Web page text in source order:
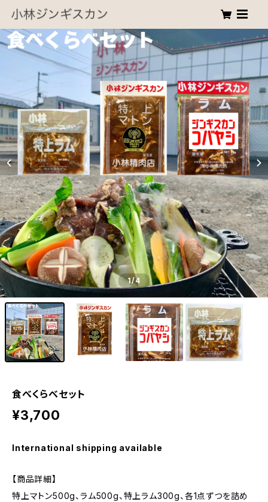
1/4
食べくらべセット
¥3,700
International shipping available
【商品詳細】
特上マトン500g、ラム500g、特上ラム300g、各1点ずつを詰め